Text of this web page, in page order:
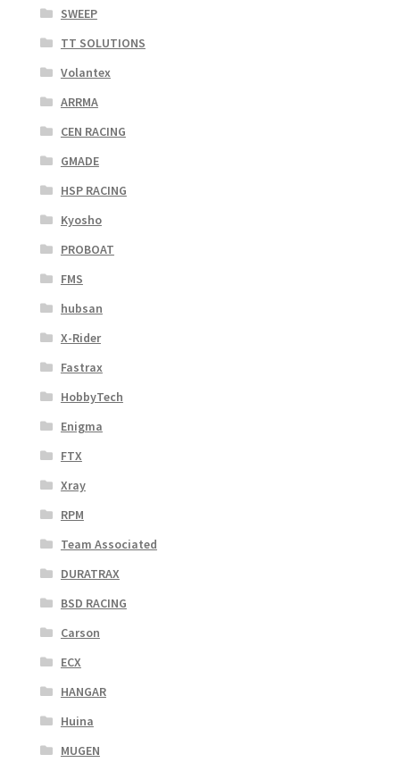
SWEEP
TT SOLUTIONS
Volantex
ARRMA
CEN RACING
GMADE
HSP RACING
Kyosho
PROBOAT
FMS
hubsan
X-Rider
Fastrax
HobbyTech
Enigma
FTX
Xray
RPM
Team Associated
DURATRAX
BSD RACING
Carson
ECX
HANGAR
Huina
MUGEN